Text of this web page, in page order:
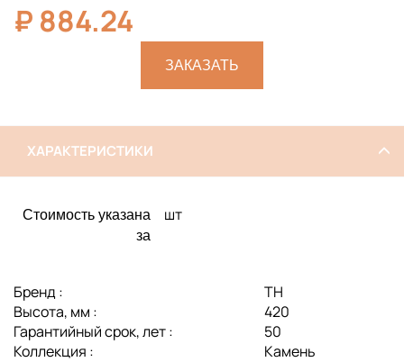
₽ 884.24
ЗАКАЗАТЬ
ХАРАКТЕРИСТИКИ
Стоимость указана
за
шт
Бренд :
ТН
Высота, мм :
420
Гарантийный срок, лет :
50
Коллекция :
Камень